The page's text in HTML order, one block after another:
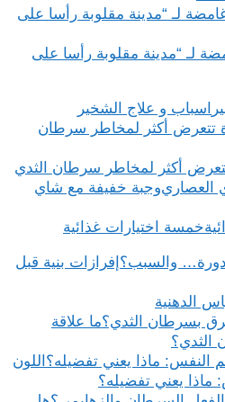
لـ “مدينة مقلوبة رأسا على
اسباب و علاج الشخير
تتعرض أكثر لمخاطر سرطان الثدي
وجبة خفيفة مع شاي
خمسة اختيارات غذائية
إفرازات بنية قبل
الدهنية
ما علاقة
الثدي؟
اللون
ماذا يعني تفضيله؟